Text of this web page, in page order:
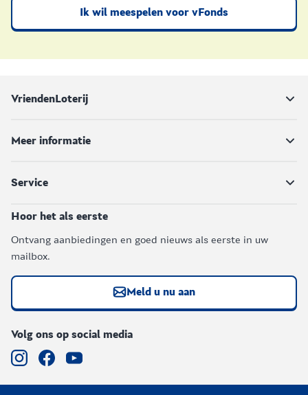
Ik wil meespelen voor vFonds
VriendenLoterij
Meer informatie
Service
Hoor het als eerste
Ontvang aanbiedingen en goed nieuws als eerste in uw
mailbox.
Meld u nu aan
Volg ons op social media